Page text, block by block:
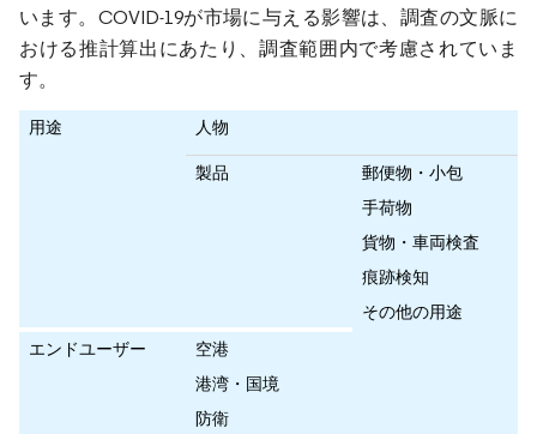
います。COVID-19が市場に与える影響は、調査の文脈に
おける推計算出にあたり、調査範囲内で考慮されていま
す。
用途 人物
製品
郵便物・小包
手荷物
貨物・車両検査
痕跡検知
その他の用途
エンドユーザー
空港
港湾・国境
防衛